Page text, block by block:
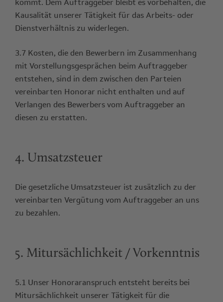
kommt. Dem Auftraggeber bleibt es vorbehalten, die
Kausalität unserer Tätigkeit für das Arbeits- oder
Dienstverhältnis zu widerlegen.
3.7 Kosten, die den Bewerbern im Zusammenhang
mit Vorstellungsgesprächen beim Auftraggeber
entstehen, sind in dem zwischen den Parteien
vereinbarten Honorar nicht enthalten und auf
Verlangen des Bewerbers vom Auftraggeber an
diesen zu erstatten.
4. Umsatzsteuer
Die gesetzliche Umsatzsteuer ist zusätzlich zu der
vereinbarten Vergütung vom Auftraggeber an uns
zu bezahlen.
5. Mitursächlichkeit / Vorkenntnis
5.1 Unser Honoraranspruch entsteht bereits bei
Mitursächlichkeit unserer Tätigkeit für die